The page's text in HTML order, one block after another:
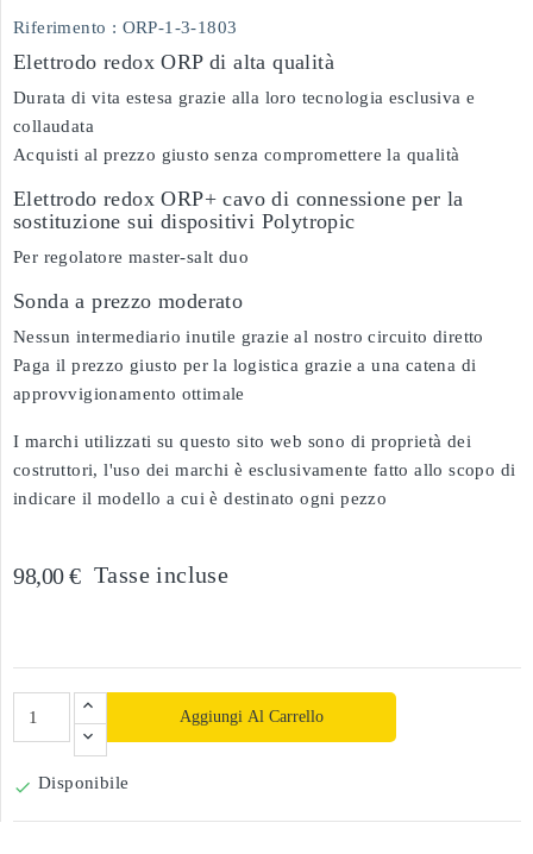
Riferimento : ORP-1-3-1803
Elettrodo redox ORP di alta qualità
Durata di vita estesa grazie alla loro tecnologia esclusiva e
collaudata
Acquisti al prezzo giusto senza compromettere la qualità
Elettrodo redox ORP+ cavo di connessione per la
sostituzione sui dispositivi Polytropic
Per regolatore master-salt duo
Sonda a prezzo moderato
Nessun intermediario inutile grazie al nostro circuito diretto
Paga il prezzo giusto per la logistica grazie a una catena di
approvvigionamento ottimale
I marchi utilizzati su questo sito web sono di proprietà dei
costruttori, l'uso dei marchi è esclusivamente fatto allo scopo di
indicare il modello a cui è destinato ogni pezzo
98,00 € Tasse incluse
Aggiungi Al Carrello
 Disponibile